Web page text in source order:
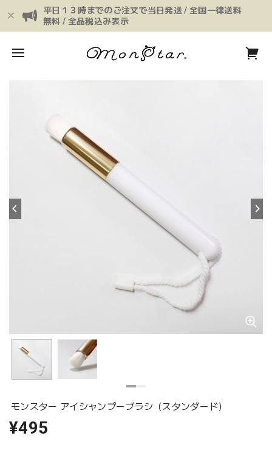
平日１３時までのご注文で当日発送 / 全国一律送料
無料 / 全品税込み表示
モンスター アイシャンプーブラシ（スタンダード）
¥495